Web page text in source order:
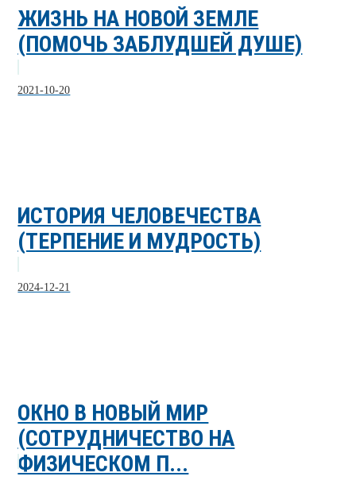
ЖИЗНЬ НА НОВОЙ ЗЕМЛЕ
(ПОМОЧЬ ЗАБЛУДШЕЙ ДУШЕ)
2021-10-20
ИСТОРИЯ ЧЕЛОВЕЧЕСТВА
(ТЕРПЕНИЕ И МУДРОСТЬ)
2024-12-21
ОКНО В НОВЫЙ МИР
(СОТРУДНИЧЕСТВО НА
ФИЗИЧЕСКОМ П...